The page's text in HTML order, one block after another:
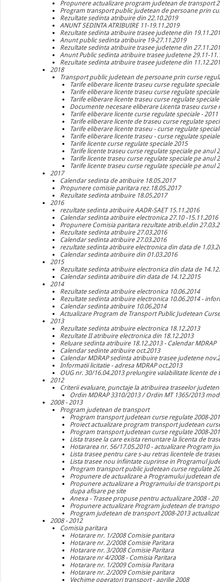
Propunere actualizare program judetean de transport
Program transport public judetean de persoane prin
Rezultate sedinta atribuire din 22.10.2019
ANUNT SEDINTA ATRIBUIRE 11-19.11.2019
Rezultate sedinta atribuire trasee judetene din
Anunt public sedinta atribuire 19-27.11.2019
Rezultate sedinta atribuire trasee judetene din
Anunt Public sedinta atribuire trasee judetene 29.11-
Rezultate sedinta atribuire trasee judetene din
2018
Transport public judetean de persoane prin curse
Tarife eliberare licente traseu curse regulate speciale
Tarife eliberare licente traseu curse regulate speciale
Tarife eliberare licente traseu curse regulate speciale
Documente necesare eliberare Licenta traseu curse
Tarife eliberare licente curse regulate speciale - 2011
Tarife eliberare licente de traseu curse regulate
Tarife eliberare licente traseu - curse regulate
Tarife eliberare licente traseu - curse regulate
Tarife licente curse regulate speciale 2015
Tarife licente traseu curse regulate speciale pe anul
Tarife licente traseu curse regulate speciale pe anul
Tarife licente traseu curse regulate speciale pe anul
2017
Calendar sedinta de atribuire 18.05.2017
Propunere comisie paritara rez.18.05.2017
Rezultate sedinta atribuire 18.05.2017
2016
rezultate sedinta atribuire AADR-SAET 15.11.2016
Calendar sedinta atribuire electronica 27.10 -15.11.2016
Propunere Comisia paritara rezultate atrib.el.din
Rezultate sedinta atribuire 27.03.2016
Calendar sedinta atribuire 27.03.2016
rezultate sedinta atribuire electronica din data de
Calendar sedinta atribuire din 01.03.2016
2015
Rezultate sedinta atribuire electronica din data de
Calendar sedinta atribuire din data de 14.12.2015
2014
Rezultate sedinta atribuire electronica 10.06.2014
Rezultate sedinta atribuire electronica 10.06.2014 -
Calendar sedinta atribuire 10.06.2014
Actualizare Program de Transport Public Judetean
2013
Rezultate sedinta atribuire electronica 18.12.2013
Rezultate II atribuire electronica din 18.12.2013
Reluare sedinta atribuire 18.12.2013 - Calendar MDRAP
Calendar sedinte atribuire oct.2013
Calendar MDRAP sedinta atribuire trasee judetene
Informatii licitatie - adresa MDRAP oct.2013
OUG nr. 30/16.04.2013 prelungire valabilitate licente
2012
Criterii evaluare, punctaje la atribuirea traseelor
Ordin MDRAP 3310/2013 / Ordin MT 1365/2013
2008 - 2013
Program judetean de transport
Program transport judetean curse regulate 2008-
Proiect actualizare program transport judetean
Program transport judetean curse regulate 2008-
Lista trasee la care exista renuntare la licenta de
Hotararea nr. 56/17.05.2010 - actualizare Program
Lista trasee pentru care s-au retras licentele de
Lista trasee nou infiintate cuprinse in Programul
Program transport public judetean curse regulate
Propunere de actualizare a Programului judetean
Propunere actualizare a Programului de transport
dupa afisare pe site
Anexa - Trasee propuse pentru actualizare 2008 -
Propunere actualizare Program judetean de
Program judetean de transport 2008-2013 actualizat
2008 - 2012
Comisia paritara
Hotarare nr. 1/2008 Comisie paritara
Hotarare nr. 2/2008 Comisie Paritara
Hotarare nr. 3/2008 Comisie Paritara
Hotarare nr 4/2008 - Comisia Paritara
Hotarare nr. 1/2009 Comisia Paritara
Hotarare nr. 2/2009 Comisie paritara
Vechime operatori transport - aprilie 2008